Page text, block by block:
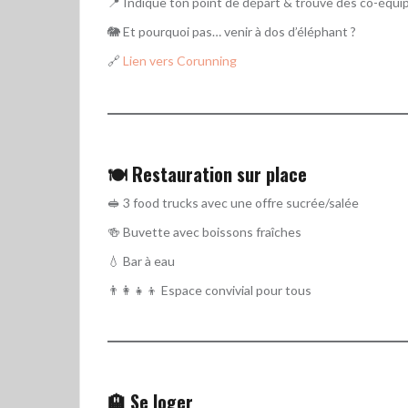
🐘 Et pourquoi pas… venir à dos d’éléphant ?
🔗 Lien vers Corunning
🍽️ Restauration sur place
🥪 3 food trucks avec une offre sucrée/salée
🍻 Buvette avec boissons fraîches
💧 Bar à eau
👨‍👩‍👧‍👦 Espace convivial pour tous
🏨 Se loger